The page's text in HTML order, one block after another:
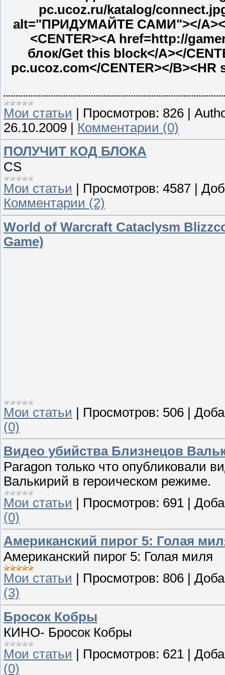
pc.ucoz.ru/katalog/
alt="ПРИДУМАЙТЕ САМИ"></A></
<CENTER><A href=http://
блок/Get this block</A></
pc.ucoz.com</CENTER></
Мои статьи Просмотров: 826
26.10.2009
Комментарии (0)
ПОЛУЧИТ КОД БЛОКА
СS
Мои статьи
Просмотров: 4587
Комментарии (2)
World of Warcraft Cataclysm
Game)
Мои статьи Просмотров: 506
(0)
Видео убийства Близнецов
Paragon только что опубликовали
Валькирий в героическом режиме.
Мои статьи | Просмотров: 691 |
(0)
Американский пирог 5: Голая
Американский пирог 5: Голая миля
Мои статьи
Просмотров: 806
(3)
Бросок Кобры
КИНО- Бросок Кобры
Мои статьи
Просмотров: 621
(0)